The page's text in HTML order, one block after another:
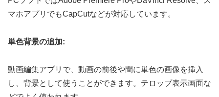
マホアプリでもCapCutなどが対応しています。
単色背景の追加:
動画編集アプリで、動画の前後や間に単色の画像を挿入
し、背景として使うことができます。テロップ表示画面な